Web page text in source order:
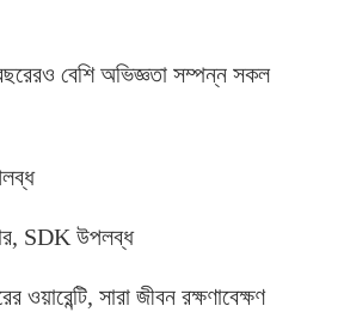
বেশি অভিজ্ঞতা সম্পন্ন সকল
SDK উপলব্ধ
ওয়ারেন্টি, সারা জীবন রক্ষণাবেক্ষণ